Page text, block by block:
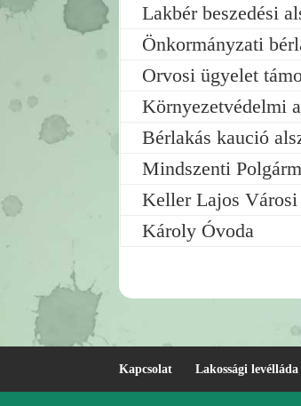
Lakbér beszedési
Önkormányzati
Orvosi ügyelet
Környezetvédelmi
Bérlakás kaució
Mindszenti
Keller Lajos
Károly Óvoda
Kapcsolat Lakossági levélláda